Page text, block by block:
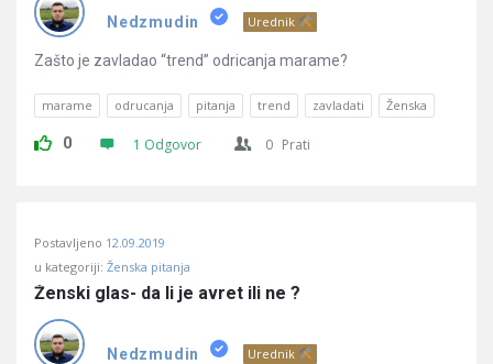
Pitanja
Nedzmudin Urednik
Zašto je zavladao “trend” odricanja marame?
marame odrucanja pitanja trend zavladati Ženska
0 1 Odgovor 0 Prati
Postavljeno 12.09.2019
u kategoriji: Ženska pitanja
Ženski glas- da li je avret ili ne ?
Nedzmudin Urednik